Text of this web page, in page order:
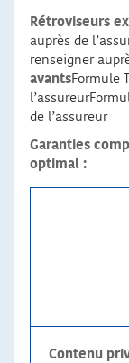
Rétroviseurs
auprès de
renseigner
avantsFormule
de l’assureur
Garanties
optimal :
Contenu